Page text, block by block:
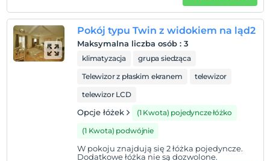
Pokój typu Twin z widokiem na ląd2
Maksymalna liczba osób : 3
klimatyzacja
grupa siedząca
Telewizor z płaskim ekranem
telewizor
telewizor LCD
Opcje łóżek
(1 Kwota) pojedyncze łóżko
(1 Kwota) podwójnie
W pokoju znajdują się 2 łóżka pojedyncze.
Dodatkowe łóżka nie są dozwolone.